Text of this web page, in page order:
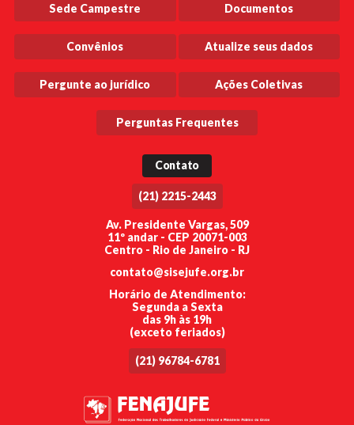
Sede Campestre Documentos
Convênios Atualize seus dados
Pergunte ao jurídico Ações Coletivas
Perguntas Frequentes
Contato
(21) 2215-2443
Av. Presidente Vargas, 509
11º andar - CEP 20071-003
Centro - Rio de Janeiro - RJ
contato@sisejufe.org.br
Horário de Atendimento:
Segunda a Sexta
das 9h às 19h
(exceto feriados)
(21) 96784-6781